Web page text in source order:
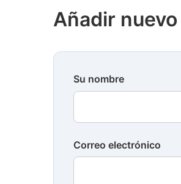
Añadir
Su nombre
Correo electrónico